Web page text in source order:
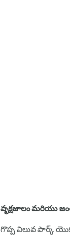
వృక్షజాలం మరియు
గొప్ప విలువ పార్క్